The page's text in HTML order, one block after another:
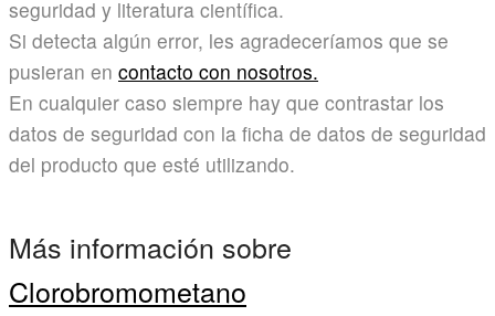
seguridad y literatura científica.
Si detecta algún error, les agradeceríamos que se
pusieran en contacto con nosotros.
En cualquier caso siempre hay que contrastar los
datos de seguridad con la ficha de datos de seguridad
del producto que esté utilizando.
Más información sobre
Clorobromometano